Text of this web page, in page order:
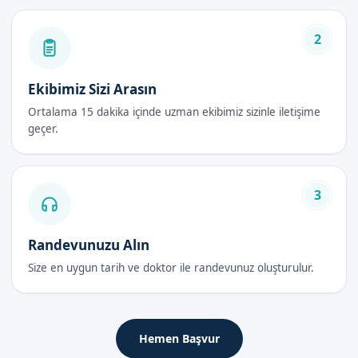
Klamp veya lazer sünnet yöntemi ile sünnet operasyonu
Operasyon 이후, hasta takip edilir ve gerekli bakımlar
Sünnet Doktoru Avantajları
Uzman doktor tarafından gerçekleştirilen operasyon
Klamp veya lazer sünnet yöntemi ile yapılan operasyon
Sünnet Doktoru Fiyatları 2026
Sünnet doktoru fiyatları 2026, hizmetin niteliği ve uzman
doktorun experiencia göre değişebilir. Sünnetçim olarak, en
uygun fiyatlar ile hizmet vermekteyiz. Randevu formumuzdan
2
Ekibimiz Sizi Arasın
Ortalama 15 dakika içinde uzman ekibimiz sizinle iletişime
geçer.
3
Randevunuzu Alın
Size en uygun tarih ve doktor ile randevunuz oluşturulur.
Hemen Başvur